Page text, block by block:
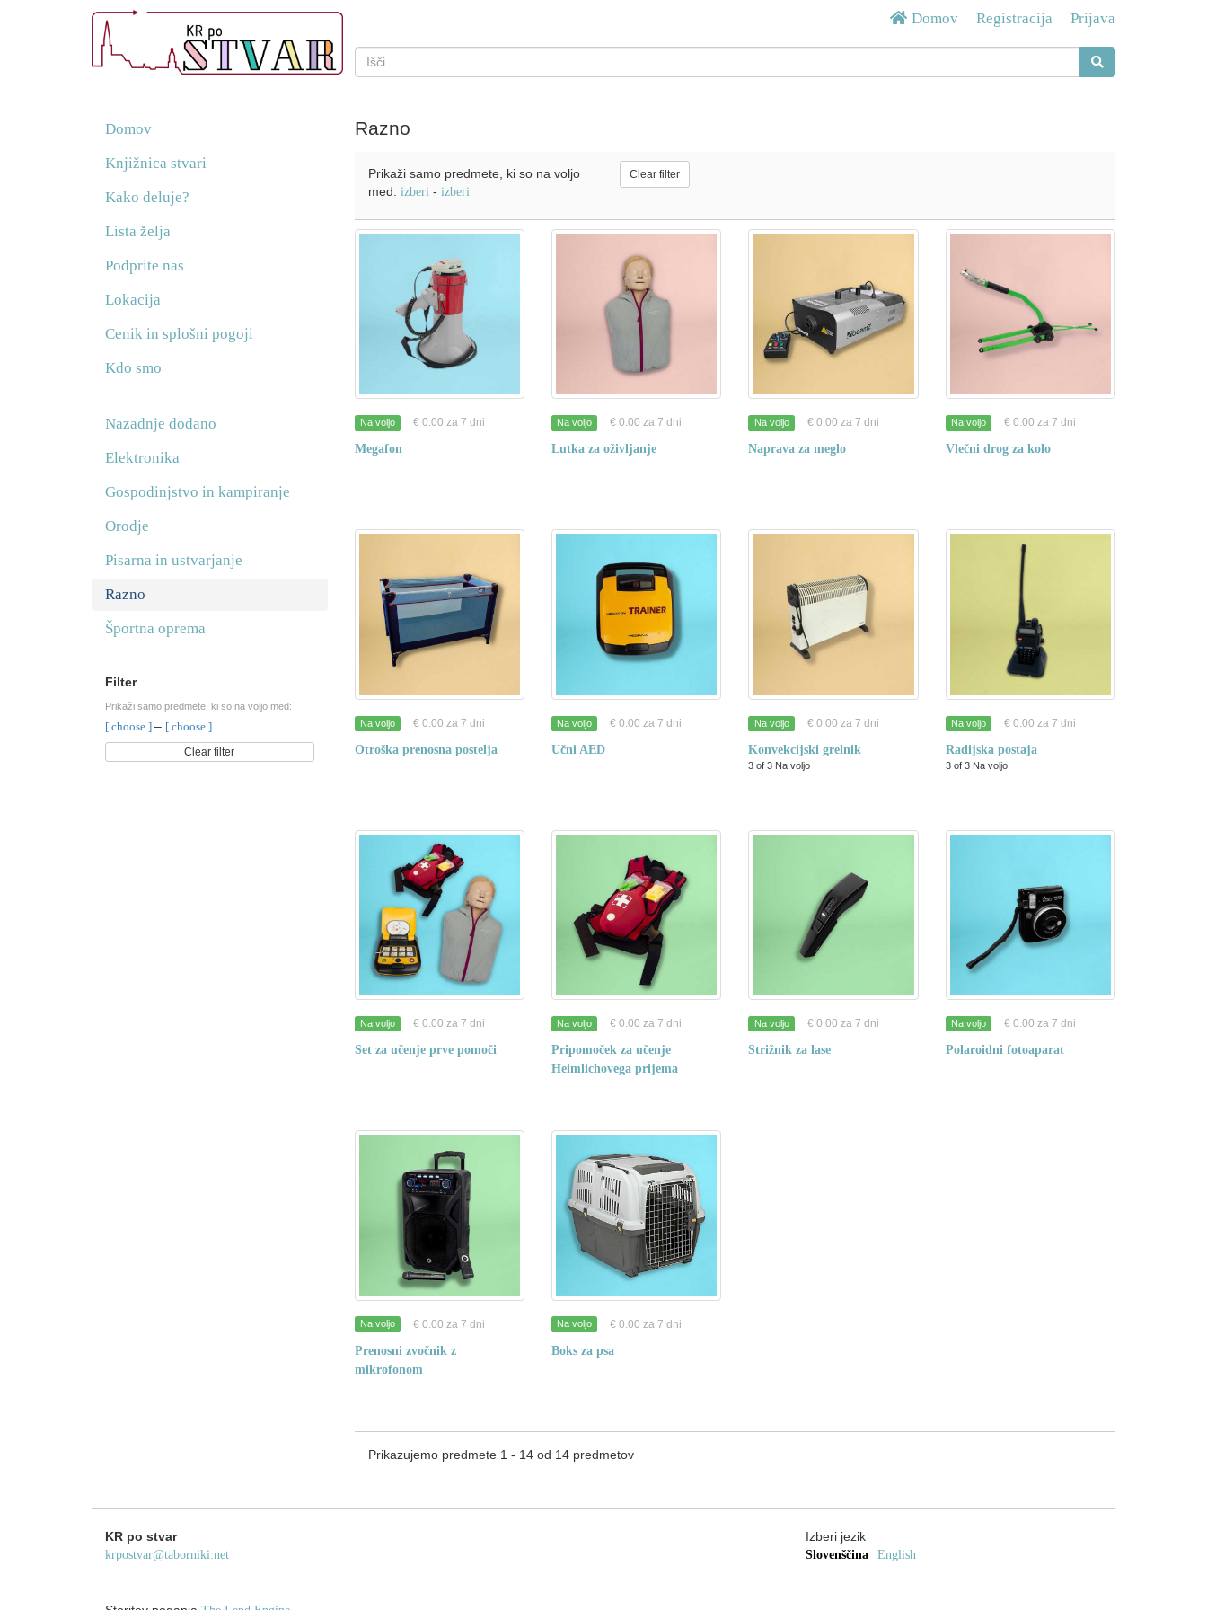
Domov Registracija Prijava
Domov
Knjižnica stvari
Kako deluje?
Lista želja
Podprite nas
Lokacija
Cenik in splošni pogoji
Kdo smo
Nazadnje dodano
Elektronika
Gospodinjstvo in kampiranje
Orodje
Pisarna in ustvarjanje
Razno
Športna oprema
Filter
Prikaži samo predmete, ki so na voljo med:
[ choose ] – [ choose ]
Clear filter
Razno
Prikaži samo predmete, ki so na voljo
med: izberi - izberi
Clear filter
Na voljo € 0.00 za 7 dni
Megafon
Na voljo € 0.00 za 7 dni
Lutka za oživljanje
Na voljo € 0.00 za 7 dni
Naprava za meglo
Na voljo € 0.00 za 7 dni
Vlečni drog za kolo
Na voljo € 0.00 za 7 dni
Otroška prenosna postelja
Na voljo € 0.00 za 7 dni
Učni AED
Na voljo € 0.00 za 7 dni
Konvekcijski grelnik
3 of 3 Na voljo
Na voljo € 0.00 za 7 dni
Radijska postaja
3 of 3 Na voljo
Na voljo € 0.00 za 7 dni
Set za učenje prve pomoči
Na voljo € 0.00 za 7 dni
Pripomoček za učenje
Heimlichovega prijema
Na voljo € 0.00 za 7 dni
Strižnik za lase
Na voljo € 0.00 za 7 dni
Polaroidni fotoaparat
Na voljo € 0.00 za 7 dni
Prenosni zvočnik z
mikrofonom
Na voljo € 0.00 za 7 dni
Boks za psa
Prikazujemo predmete 1 - 14 od 14 predmetov
KR po stvar
krpostvar@taborniki.net
Izberi jezik
Slovenščina English